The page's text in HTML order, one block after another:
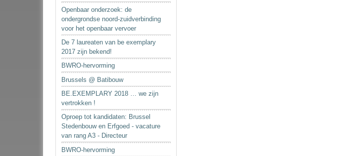
Openbaar onderzoek: de
ondergrondse noord-zuidverbinding
voor het openbaar vervoer
De 7 laureaten van be exemplary
2017 zijn bekend!
BWRO-hervorming
Brussels @ Batibouw
BE.EXEMPLARY 2018 … we zijn
vertrokken !
Oproep tot kandidaten: Brussel
Stedenbouw en Erfgoed - vacature
van rang A3 - Directeur
BWRO-hervorming